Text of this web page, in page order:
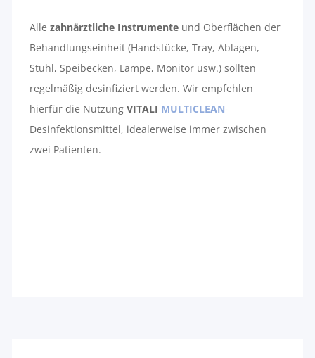
Alle zahnärztliche Instrumenteund Oberflächen der
Behandlungseinheit (Handstücke, Tray, Ablagen,
Stuhl, Speibecken, Lampe, Monitor usw.) sollten
regelmäßig desinfiziert werden. Wir empfehlen
hierfür die Nutzung VITALI MULTICLEAN-
Desinfektionsmittel, idealerweise immer zwischen
zwei Patienten.